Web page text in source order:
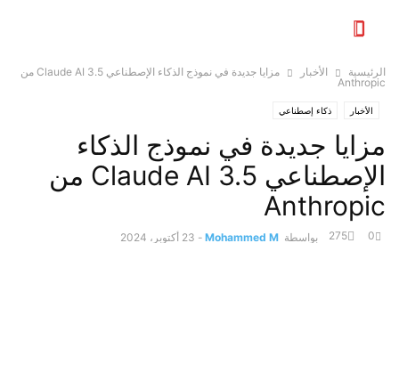
الرئيسية الأخبار
مزايا جديدة في نموذج الذكاء الإصطناعي Claude AI 3.5 من
Anthropic
الأخبار ذكاء إصطناعي
مزايا جديدة في نموذج الذكاء
الإصطناعي Claude AI 3.5 من
Anthropic
بواسطة Mohammed M
- 23 أكتوبر، 2024 0
275